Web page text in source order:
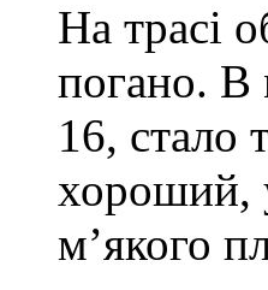
На трасі
погано. В
16, стало
хороший,
м’якого